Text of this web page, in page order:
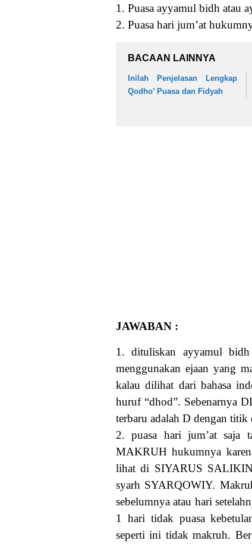
1. Puasa ayyamul bidh atau
2. Puasa hari jum’at
BACAAN LAINNYA
Inilah Penjelasan Lengkap
Qodho’ Puasa dan Fidyah
JAWABAN :
1. dituliskan ayyamul
menggunakan ejaan yang
kalau dilihat dari bahasa
huruf “dhod”. Sebenarnya
2. puasa hari jum’at saja
MAKRUH hukumnya
lihat di SIYARUS SALIKIN
syarh SYARQOWIY.
sebelumnya atau hari
1 hari tidak puasa
seperti ini tidak makruh.